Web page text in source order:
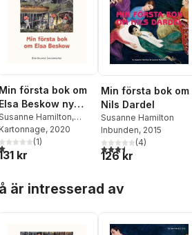
Min första bok om
Elsa Beskow ny
Hamilton,
Caroline Karlström
Kartonnage, 2020
utav 5 stjärnor. Totalt antal röster:
(1)
kr
Min första bok om
Nils Dardel
Susanne Hamilton
Inbunden, 2015
3,5utav 5 stjärnor.
(4)
126 kr
är intresserad av